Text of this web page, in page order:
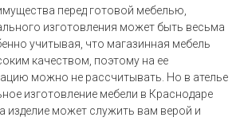
перед готовой мебелью,
изготовления может быть весьма
учитывая, что магазинная мебель
качеством, поэтому на ее
можно не рассчитывать. Но в ателье
изготовление мебели в Краснодаре
изделие может служить вам верой и